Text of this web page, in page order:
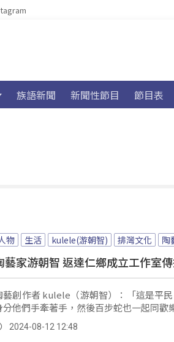
族語新聞 新聞性節目 節目表
物 生活 kulele(游朝智) 排灣文化 陶
藝家游朝智 返達仁鄉成立工作室
藝創作者 kulele（游朝智）：「這是平
分他們手牽著手，然後百步蛇也一起同歡
2024-08-12 12:48